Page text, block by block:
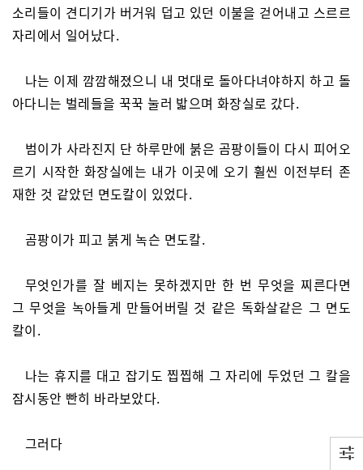
소리들이 견디기가 버거워 덥고 있던 이불을 걷어내고 스르르
자리에서 일어났다.
나는 이제 깜깜해졌으니 내 멋대로 돌아다녀야하지 하고 돌
아다니는 벌레들을 꾹꾹 눌러 밟으며 화장실로 갔다.
범이가 사라진지 단 하루만에 붉은 곰팡이들이 다시 피어오
르기 시작한 화장실에는 내가 이곳에 오기 훨씬 이전부터 존
재한 것 같았던 면도칼이 있었다.
곰팡이가 피고 붉게 녹슨 면도칼.
무엇인가를 잘 베지는 못하겠지만 한 번 무엇을 찌른다면
그 무엇을 녹아들게 만들어버릴 것 같은 독화살같은 그 면도
칼이.
나는 휴지를 대고 잡기도 찝찝해 그 자리에 두었던 그 칼을
잠시동안 빤히 바라보았다.
그러다